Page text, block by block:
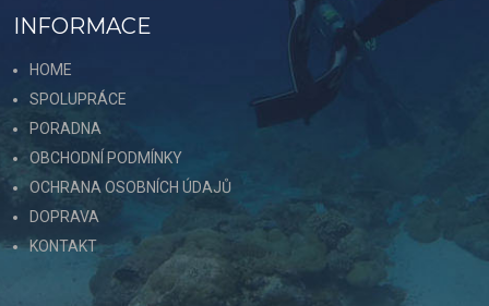
INFORMACE
HOME
SPOLUPRÁCE
PORADNA
OBCHODNÍ PODMÍNKY
OCHRANA OSOBNÍCH ÚDAJŮ
DOPRAVA
KONTAKT